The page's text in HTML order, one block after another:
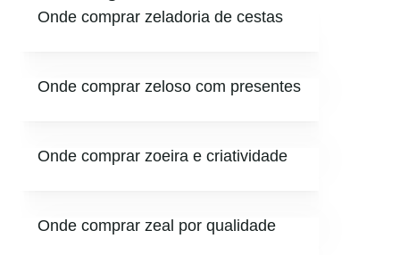
Onde comprar zeladoria de cestas
Onde comprar zeloso com presentes
Onde comprar zoeira e criatividade
Onde comprar zeal por qualidade